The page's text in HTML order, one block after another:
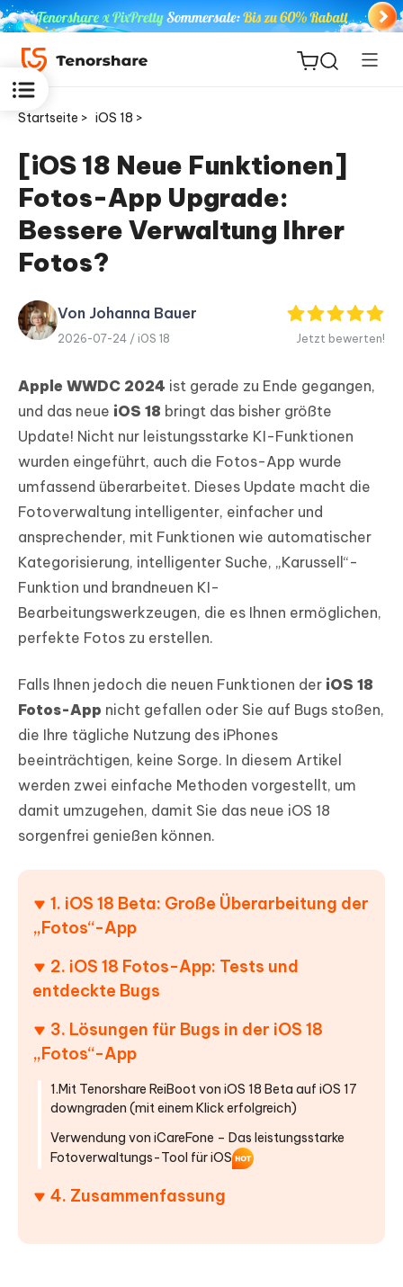
ReiBoot
PDNob
Editor
Startseite > iOS 18 >
[iOS 18 Neue Funktionen]
Fotos-App Upgrade:
Bessere Verwaltung Ihrer
Fotos?
Von Johanna Bauer
2026-07-24 / iOS 18 Jetzt bewerten!
Apple WWDC 2024 ist gerade zu Ende gegangen,
und das neue iOS 18 bringt das bisher größte
Update! Nicht nur leistungsstarke KI-Funktionen
wurden eingeführt, auch die Fotos-App wurde
umfassend überarbeitet. Dieses Update macht die
Fotoverwaltung intelligenter, einfacher und
ansprechender, mit Funktionen wie automatischer
Kategorisierung, intelligenter Suche, „Karussell“-
Funktion und brandneuen KI-
Bearbeitungswerkzeugen, die es Ihnen ermöglichen,
perfekte Fotos zu erstellen.
Falls Ihnen jedoch die neuen Funktionen der iOS 18
Fotos-App nicht gefallen oder Sie auf Bugs stoßen,
die Ihre tägliche Nutzung des iPhones
beeinträchtigen, keine Sorge. In diesem Artikel
werden zwei einfache Methoden vorgestellt, um
damit umzugehen, damit Sie das neue iOS 18
sorgenfrei genießen können.
1. iOS 18 Beta: Große Überarbeitung der
„Fotos“-App
2. iOS 18 Fotos-App: Tests und
entdeckte Bugs
3. Lösungen für Bugs in der iOS 18
„Fotos“-App
1.Mit Tenorshare ReiBoot von iOS 18 Beta auf iOS 17
downgraden (mit einem Klick erfolgreich)
Verwendung von iCareFone – Das leistungsstarke
Fotoverwaltungs-Tool für iOS
4. Zusammenfassung